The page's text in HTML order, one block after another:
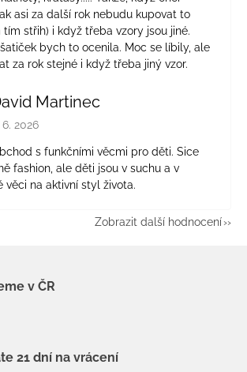
asi za další rok nebudu kupovat to
střih) i když třeba vzory jsou jiné.
bych to ocenila. Moc se líbily, ale
za rok stejné i když třeba jiný vzor.
Martinec
obchodu je 5 z 5 hvězdiček.
6. 2026
s funkčními věcmi pro děti. Sice
fashion, ale děti jsou v suchu a v
věci na aktivní styl života.
Zobrazit další hodnocení
v ČR
21 dní na vrácení